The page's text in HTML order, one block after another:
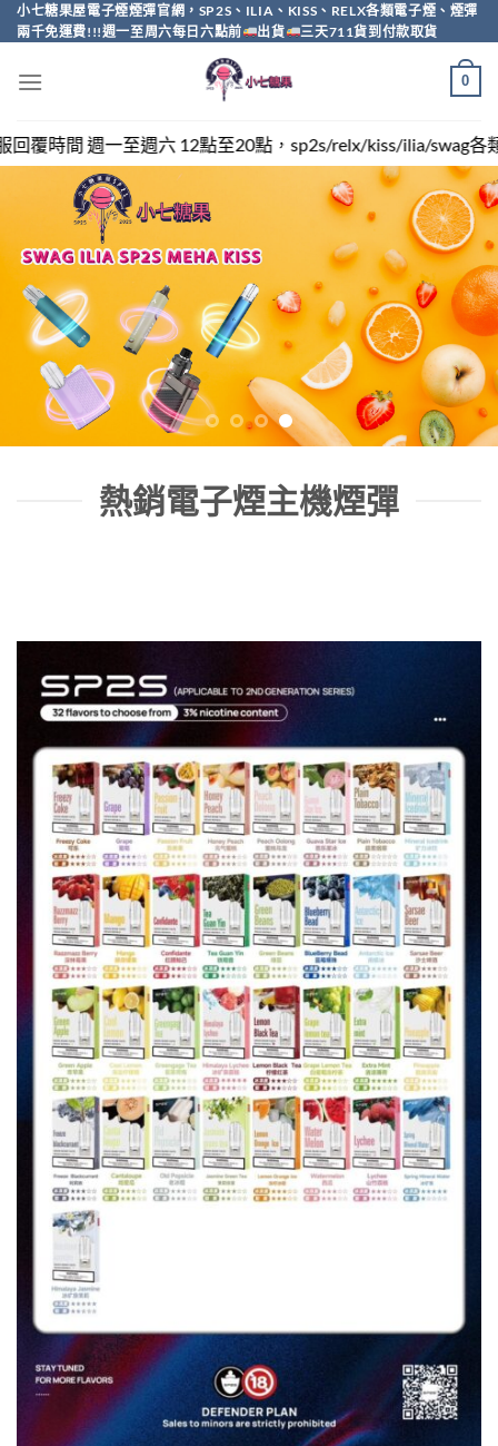
Skip
to
小七糖果屋電子煙煙彈官網，SP2S、ILIA、KISS、RELX各類電子煙、煙彈
兩千免運費!!!週一至周六每日六點前
出貨 三天711貨到付款取貨
0
至20點，sp2s/relx/kiss/ilia/swag各類電子煙煙彈買越多越
熱銷電子煙主機煙彈